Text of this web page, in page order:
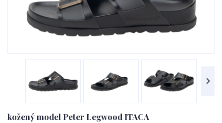
kožený model Peter Legwood ITACA